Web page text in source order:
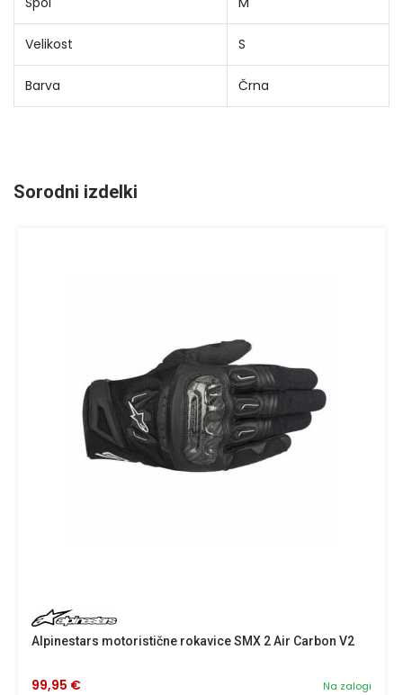
Velikost S
Barva Črna
Sorodni izdelki
Alpinestars motoristične rokavice SMX 2 Air Carbon V2
Na zalogi
99,95 €